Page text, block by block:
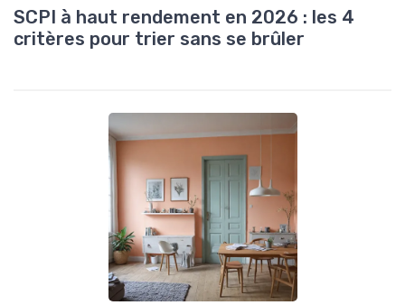
SCPI à haut rendement en 2026 : les 4
critères pour trier sans se brûler